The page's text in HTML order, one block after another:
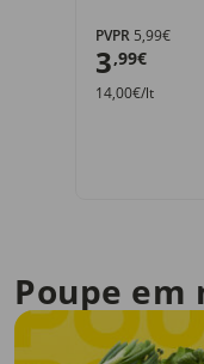
PVPR5,99€
3,99€
14,00€/lt
Poupe